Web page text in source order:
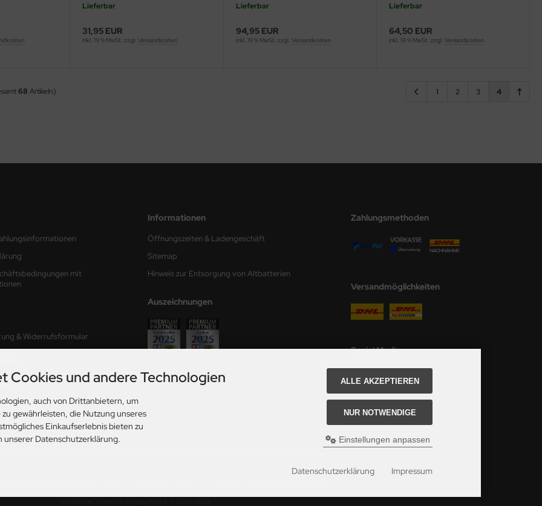
Lieferbar
31,95 EUR
inkl. 19 % MwSt. zzgl.Versandkosten
Lieferbar
94,95 EUR
inkl. 19 % MwSt. zzgl. Versandkosten
Lieferbar
64,50 EUR
inkl. 19 % MwSt. zzgl. Versandkosten
68 Artikeln) 1 2 3 4
mit
& Widerrufsformular
Informationen
Öffnungszeiten & Ladengeschäft
Sitemap
Hinweis zur Entsorgung von Altbatterien
Auszeichnungen
Zahlungsmethoden
Versandmöglichkeiten
Social Media
Cookies und andere Technologien
auch von Drittanbietern, um
gewährleisten, die Nutzung unseres
Einkaufserlebnis bieten zu
unserer Datenschutzerklärung.
ALLE AKZEPTIEREN
NUR NOTWENDIGE
Einstellungen anpassen
Datenschutzerklärung Impressum